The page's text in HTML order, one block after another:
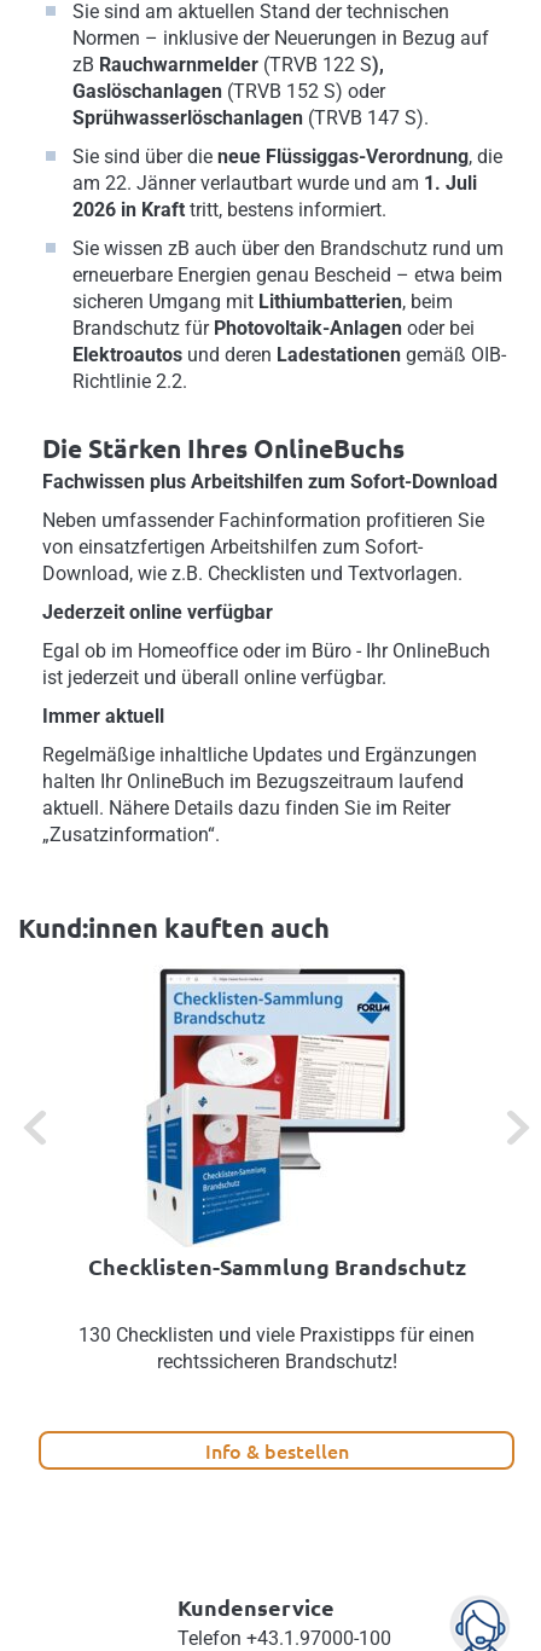
Sie sind am aktuellen Stand der technischen
Normen – inklusive der Neuerungen in Bezug auf
zB Rauchwarnmelder (TRVB 122 S),
Gaslöschanlagen (TRVB 152 S) oder
Sprühwasserlöschanlagen (TRVB 147 S).
Sie sind über die neue Flüssiggas-Verordnung, die
am 22. Jänner verlautbart wurde und am 1. Juli
2026 in Kraft tritt, bestens informiert.
Sie wissen zB auch über den Brandschutz rund um
erneuerbare Energien genau Bescheid – etwa beim
sicheren Umgang mit Lithiumbatterien, beim
Brandschutz für Photovoltaik-Anlagen oder bei
Elektroautos und deren Ladestationen gemäß OIB-
Richtlinie 2.2.
Die Stärken Ihres OnlineBuchs
Fachwissen plus Arbeitshilfen zum Sofort-Download
Neben umfassender Fachinformation profitieren Sie
von einsatzfertigen Arbeitshilfen zum Sofort-
Download, wie z.B. Checklisten und Textvorlagen.
Jederzeit online verfügbar
Egal ob im Homeoffice oder im Büro - Ihr OnlineBuch
ist jederzeit und überall online verfügbar.
Immer aktuell
Regelmäßige inhaltliche Updates und Ergänzungen
halten Ihr OnlineBuch im Bezugszeitraum laufend
aktuell. Nähere Details dazu finden Sie im Reiter
„Zusatzinformation“.
Kund:innen kauften auch
Previous Next
Checklisten-Sammlung Brandschutz
130 Checklisten und viele Praxistipps für einen
rechtssicheren Brandschutz!
Info & bestellen
Kundenservice
Telefon +43.1.97000-100